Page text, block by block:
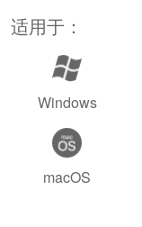
适用于：
Windows
macOS